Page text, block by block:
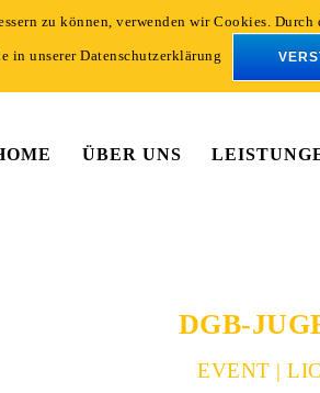
ÜBER UNS
DGB-
EVENT |
zu können, verwenden wir Cookies.
in unserer Datenschutzerklärung